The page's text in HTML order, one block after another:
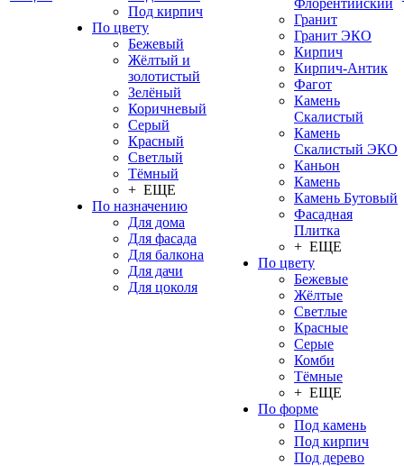
Под кирпич
По цвету
Бежевый
Жёлтый и
золотистый
Зелёный
Коричневый
Серый
Красный
Светлый
Тёмный
+ ЕЩЕ
По назначению
Для дома
Для фасада
Для балкона
Для дачи
Для цоколя
Флорентийский
Гранит
Гранит ЭКО
Кирпич
Кирпич-Антик
Фагот
Камень
Скалистый
Камень
Скалистый ЭКО
Каньон
Камень
Камень Бутовый
Фасадная
Плитка
+ ЕЩЕ
По цвету
Бежевые
Жёлтые
Светлые
Красные
Серые
Комби
Тёмные
+ ЕЩЕ
По форме
Под камень
Под кирпич
Под дерево